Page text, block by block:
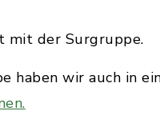
mit der Surgruppe.
haben wir auch in